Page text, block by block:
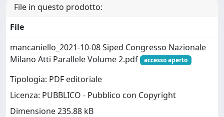
File in questo prodotto:
File
mancaniello_2021-10-08 Siped Congresso Nazionale
Milano Atti Parallele Volume 2.pdf
accesso aperto
Tipologia: PDF editoriale
Licenza: PUBBLICO - Pubblico con Copyright
Dimensione 235.88 kB